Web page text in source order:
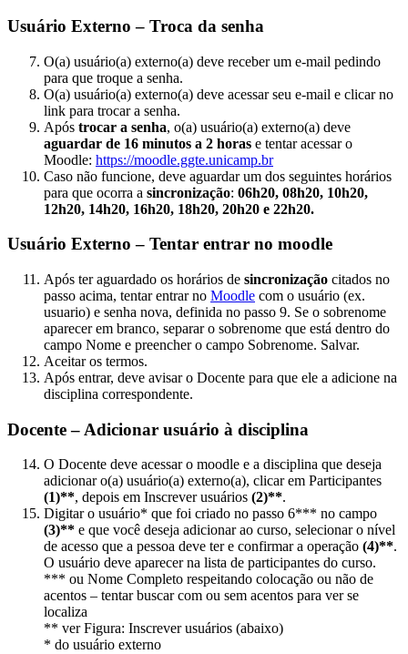
Usuário Externo – Troca da senha
O(a) usuário(a) externo(a) deve receber um e-mail pedindo
para que troque a senha.
O(a) usuário(a) externo(a) deve acessar seu e-mail e clicar no
link para trocar a senha.
Após trocar a senha, o(a) usuário(a) externo(a) deve
aguardar de 16 minutos a 2 horas e tentar acessar o
Moodle: https://moodle.ggte.unicamp.br
Caso não funcione, deve aguardar um dos seguintes horários
para que ocorra a sincronização: 06h20, 08h20, 10h20,
12h20, 14h20, 16h20, 18h20, 20h20 e 22h20.
Usuário Externo – Tentar entrar no moodle
Após ter aguardado os horários de sincronização citados no
passo acima, tentar entrar no Moodle com o usuário (ex.
usuario) e senha nova, definida no passo 9. Se o sobrenome
aparecer em branco, separar o sobrenome que está dentro do
campo Nome e preencher o campo Sobrenome. Salvar.
Aceitar os termos.
Após entrar, deve avisar o Docente para que ele a adicione na
disciplina correspondente.
Docente – Adicionar usuário à disciplina
O Docente deve acessar o moodle e a disciplina que deseja
adicionar o(a) usuário(a) externo(a), clicar em Participantes
(1)**, depois em Inscrever usuários (2)**.
Digitar o usuário* que foi criado no passo 6*** no campo
(3)** e que você deseja adicionar ao curso, selecionar o nível
de acesso que a pessoa deve ter e confirmar a operação (4)**.
O usuário deve aparecer na lista de participantes do curso.
*** ou Nome Completo respeitando colocação ou não de
acentos – tentar buscar com ou sem acentos para ver se
localiza
** ver Figura: Inscrever usuários (abaixo)
* do usuário externo